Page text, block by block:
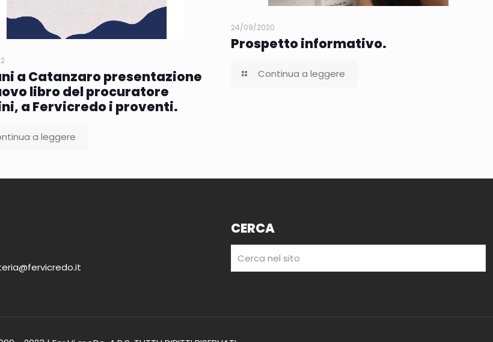
a Catanzaro presentazione
libro del procuratore
a Fervicredo i proventi.
a leggere
24/09/2020
Prospetto informativo.
Continua a leggere
CERCA